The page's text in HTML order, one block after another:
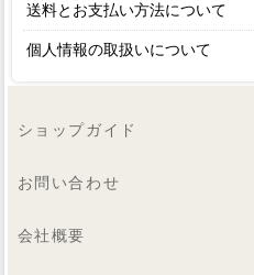
送料とお支払い方法について
個人情報の取扱いについて
ショップガイド
お問い合わせ
会社概要